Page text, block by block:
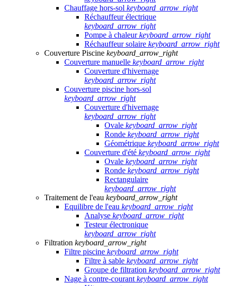
Chauffage hors-sol keyboard_arrow_right
Réchauffeur électrique
keyboard_arrow_right
Pompe à chaleurkeyboard_arrow_right
Réchauffeur solaire keyboard_arrow_right
Couverture Piscine keyboard_arrow_right
Couverture manuelle keyboard_arrow_right
Couverture d'hivernage
keyboard_arrow_right
Couverture piscine hors-sol
keyboard_arrow_right
Couverture d'hivernage
keyboard_arrow_right
Ovale keyboard_arrow_right
Ronde keyboard_arrow_right
Géométrique keyboard_arrow_right
Couverture d'été keyboard_arrow_right
Ovale keyboard_arrow_right
Ronde keyboard_arrow_right
Rectangulaire
keyboard_arrow_right
Traitement de l'eau keyboard_arrow_right
Equilibre de l'eau keyboard_arrow_right
Analyse keyboard_arrow_right
Testeur électronique
keyboard_arrow_right
Filtration keyboard_arrow_right
Filtre piscine keyboard_arrow_right
Filtre à sable keyboard_arrow_right
Groupe de filtration keyboard_arrow_right
Nage à contre-courant keyboard_arrow_right